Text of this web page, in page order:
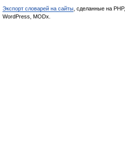
Экспорт словарей на сайты , сделанные на PHP,
WordPress, MODx.